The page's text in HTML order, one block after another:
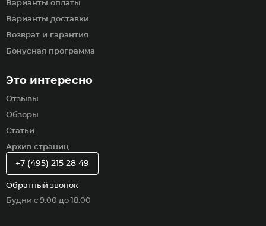
Варианты оплаты
Варианты доставки
Возврат и гарантия
Бонусная программа
Это интересно
Отзывы
Обзоры
Статьи
Архив страниц
+7 (495) 215 28 49
Обратный звонок
Будни с 9:00 до 18:00